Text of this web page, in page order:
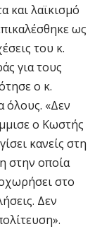
και λαϊκισμό
ως
του κ.
για τους
ο κ.
όλους. «Δεν
ο Κωστής
κανείς στη
στην οποία
στο
Δεν